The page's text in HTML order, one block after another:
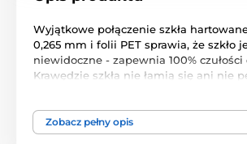
Wyjątkowe połączenie szkła
0,265 mm i folii PET sprawia, że szkło
niewidoczne - zapewnia 100%
Krawędzie szkła nie łamią się ani nie
powierzchni) pod folią nie gromadzi
zanieczyszczenia. Wysoka
Zobacz pełny opis